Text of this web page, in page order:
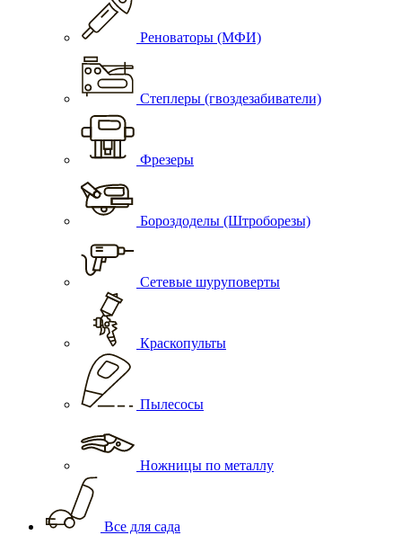
Реноваторы (МФИ)
Степлеры (гвоздезабиватели)
Фрезеры
Бороздоделы (Штроборезы)
Сетевые шуруповерты
Краскопульты
Пылесосы
Ножницы по металлу
Все для сада